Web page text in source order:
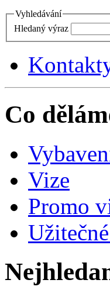
Vyhledávání
Hledaný výraz
Co
Vize
Promo